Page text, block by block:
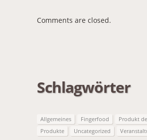
Comments are closed.
Schlagwörter
Allgemeines Fingerfood
Produkt
Produkte
Uncategorized